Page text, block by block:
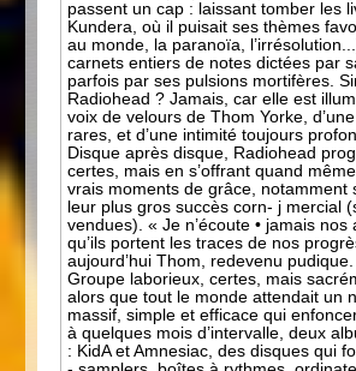
passent un cap : laissant tomber les
Kundera, où il puisait ses thèmes
au monde, la paranoïa,
carnets entiers de notes dictées par
parfois par ses pulsions mortifères.
Radiohead ? Jamais, car elle est
voix de velours de Thom Yorke,
rares, et d’une intimité toujours
Disque après disque, Radiohead
certes, mais en s’offrant quand
vrais moments de grâce, notamment
leur plus gros succès corn- j mercial
vendues). « Je n’écoute • jamais
qu’ils portent les traces de nos
aujourd’hui Thom, redevenu pudique.
Groupe laborieux, certes, mais
alors que tout le monde attendait un
massif, simple et efficace qui
à quelques mois d’intervalle, deux
: KidA et Amnesiac, des disques qui